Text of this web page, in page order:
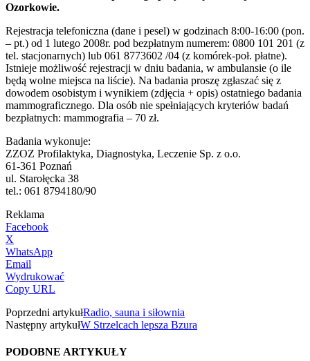
Ozorkowie.
Rejestracja telefoniczna (dane i pesel) w godzinach 8:00-16:00 (pon.
– pt.) od 1 lutego 2008r. pod bezpłatnym numerem: 0800 101 201 (z
tel. stacjonarnych) lub 061 8773602 /04 (z komórek-poł. płatne).
Istnieje możliwość rejestracji w dniu badania, w ambulansie (o ile
będą wolne miejsca na liście). Na badania proszę zgłaszać się z
dowodem osobistym i wynikiem (zdjęcia + opis) ostatniego badania
mammograficznego. Dla osób nie spełniających kryteriów badań
bezpłatnych: mammografia – 70 zł.
Badania wykonuje:
ZZOZ Profilaktyka, Diagnostyka, Leczenie Sp. z o.o.
61-361 Poznań
ul. Starołęcka 38
tel.: 061 8794180/90
Reklama
Facebook
X
WhatsApp
Email
Wydrukować
Copy URL
Poprzedni artykułRadio, sauna i siłownia
Następny artykułW Strzelcach lepsza Bzura
PODOBNE ARTYKUŁY